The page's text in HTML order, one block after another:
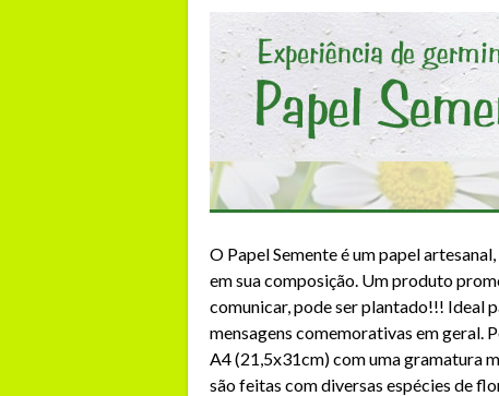
O Papel Semente é um papel
em sua composição. Um produto
comunicar, pode ser plantado!!! Ideal
mensagens comemorativas em geral.
A4 (21,5x31cm) com uma gramatura
são feitas com diversas espécies de